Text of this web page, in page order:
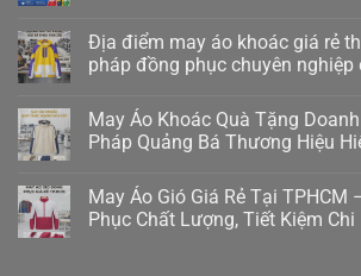
Địa điểm may áo khoác giá rẻ
pháp đồng phục chuyên
May Áo Khoác Quà Tặng
Pháp Quảng Bá Thương Hiệu
May Áo Gió Giá Rẻ Tại TPHCM
Phục Chất Lượng, Tiết Kiệm Chi